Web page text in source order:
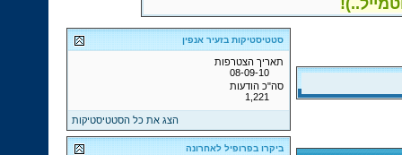
סטטיסטיקות בזעיר אנפין
תאריך הצטרפות
08-09-10
סה"כ הודעות
1,221
הצג את כל הסטטיסטיקות
ביקרו בפרופיל לאחרונה